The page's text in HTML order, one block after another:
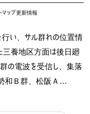
マップ更新情報
い、サル群れの位置情
三養地区方面は後日廻
の電波を受信し、集落
和Ｂ群、松阪Ａ…